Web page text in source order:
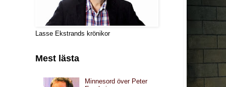
Lasse Ekstrands krönikor
Mest lästa
Minnesord över Peter